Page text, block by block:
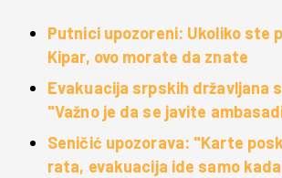
Putnici upozoreni: Ukoliko ste
Kipar, ovo morate da znate
Evakuacija srpskih državljana
"Važno je da se javite
Seničić upozorava: "Karte
rata, evakuacija ide samo